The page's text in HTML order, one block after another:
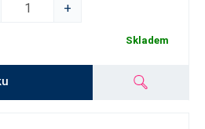
+
Skladem